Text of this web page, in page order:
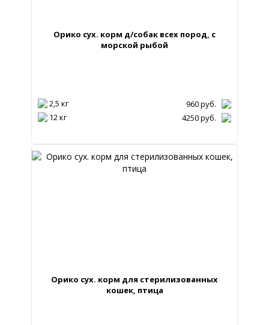
Орико сух. корм д/собак всех пород, с
морской рыбой
2,5 кг 960руб.
12 кг
4250руб.
Орико сух. корм для стерилизованных
кошек, птица